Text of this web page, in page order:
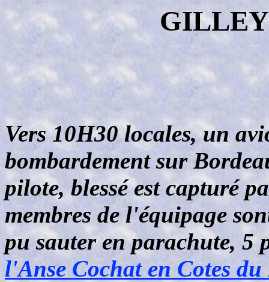
Vers 10H30 locales, un
bombardement sur
pilote, blessé est capturé
membres de l'équipage
pu sauter en parachute, 5
l'Anse Cochat en Cotes